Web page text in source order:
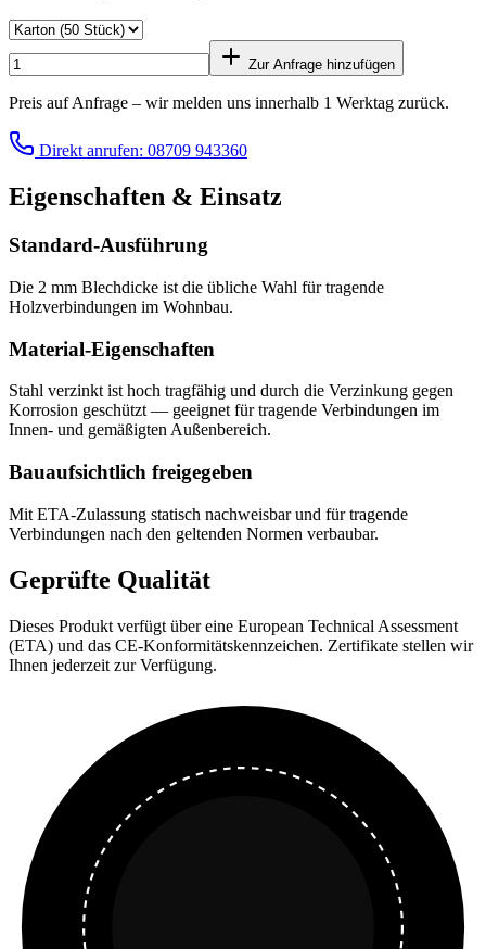
Zur Anfrage hinzufügen
Preis auf Anfrage – wir melden uns innerhalb 1 Werktag zurück.
Direkt anrufen: 08709 943360
Eigenschaften & Einsatz
Standard-Ausführung
Die 2 mm Blechdicke ist die übliche Wahl für tragende
Holzverbindungen im Wohnbau.
Material-Eigenschaften
Stahl verzinkt ist hoch tragfähig und durch die Verzinkung gegen
Korrosion geschützt — geeignet für tragende Verbindungen im
Innen- und gemäßigten Außenbereich.
Bauaufsichtlich freigegeben
Mit ETA-Zulassung statisch nachweisbar und für tragende
Verbindungen nach den geltenden Normen verbaubar.
Geprüfte Qualität
Dieses Produkt verfügt über eine European Technical Assessment
(ETA) und das CE-Konformitätskennzeichen. Zertifikate stellen wir
Ihnen jederzeit zur Verfügung.